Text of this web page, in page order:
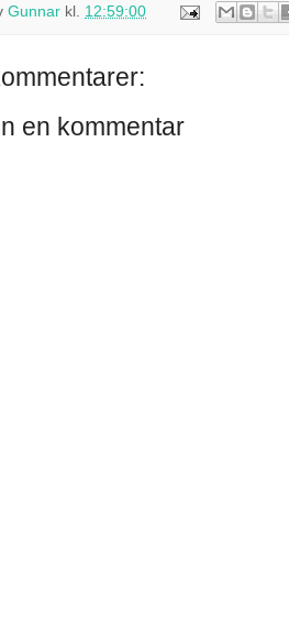
Gunnar kl. 12:59:00
en kommentar